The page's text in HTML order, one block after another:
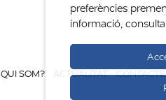
QUI SOM? ACTUALITAT CONTACTE
preferències
informació,